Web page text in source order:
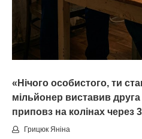
«Нічого особистого, ти
мільйонер виставив
приповз на колінах через
Грицюк Яніна